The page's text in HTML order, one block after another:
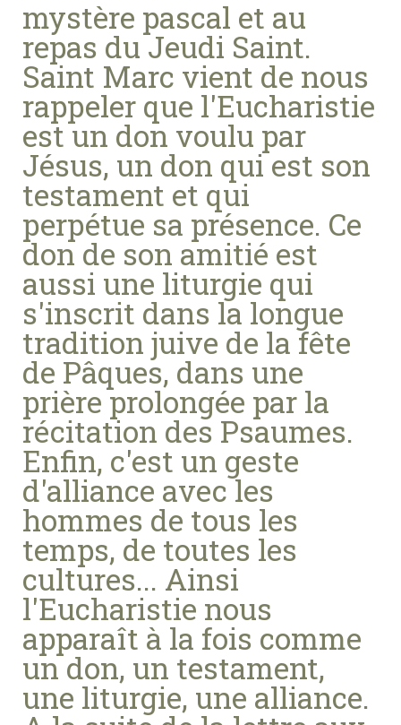
mystère pascal et au
repas du Jeudi Saint.
Saint Marc vient de nous
rappeler que l'Eucharistie
est un don voulu par
Jésus, un don qui est son
testament et qui
perpétue sa présence. Ce
don de son amitié est
aussi une liturgie qui
s'inscrit dans la longue
tradition juive de la fête
de Pâques, dans une
prière prolongée par la
récitation des Psaumes.
Enfin, c'est un geste
d'alliance avec les
hommes de tous les
temps, de toutes les
cultures... Ainsi
l'Eucharistie nous
apparaît à la fois comme
un don, un testament,
une liturgie, une alliance.